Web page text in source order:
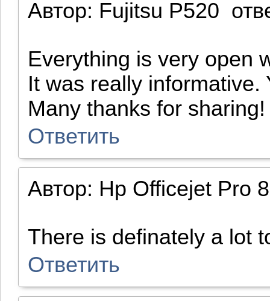
Автор: Fujitsu P520
Everything is very open
It was really
Many thanks for sharing!
Ответить
Автор: Hp Officejet Pro
There is definately a lot
Ответить